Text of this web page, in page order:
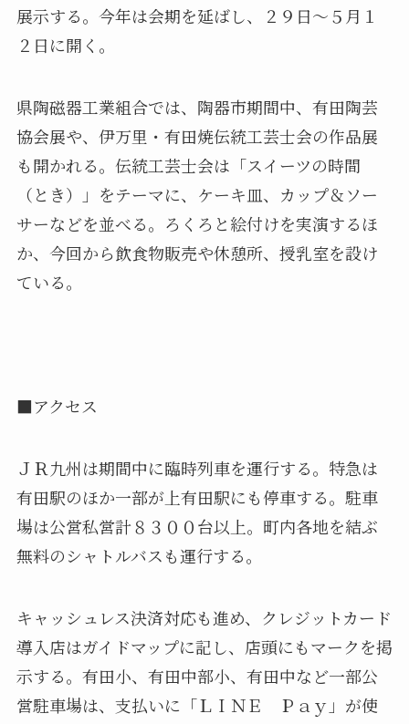
展示する。今年は会期を延ばし、２９日～５月１
２日に開く。
県陶磁器工業組合では、陶器市期間中、有田陶芸
協会展や、伊万里・有田焼伝統工芸士会の作品展
も開かれる。伝統工芸士会は「スイーツの時間
（とき）」をテーマに、ケーキ皿、カップ＆ソー
サーなどを並べる。ろくろと絵付けを実演するほ
か、今回から飲食物販売や休憩所、授乳室を設け
ている。
■アクセス
ＪＲ九州は期間中に臨時列車を運行する。特急は
有田駅のほか一部が上有田駅にも停車する。駐車
場は公営私営計８３００台以上。町内各地を結ぶ
無料のシャトルバスも運行する。
キャッシュレス決済対応も進め、クレジットカード
導入店はガイドマップに記し、店頭にもマークを掲
示する。有田小、有田中部小、有田中など一部公
営駐車場は、支払いに「ＬＩＮＥ Ｐａｙ」が使